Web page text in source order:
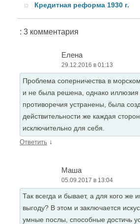
Кредитная реформа 1930 г.
: 3 комментария
Елена
29.12.2016 в 01:13
Проблема соперничества в
и не была решена, однако иллюзия
противоречия устранены, была
действительности же каждая
исключительно для себя.
Ответить ↓
Маша
05.09.2017 в 13:04
Так всегда и бывает, а для кого же
выгоду? В этом и заключается
умные послы, способные достичь